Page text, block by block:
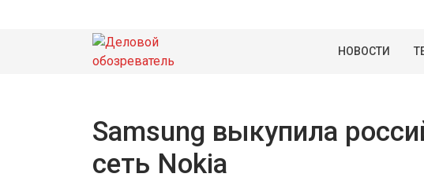
НОВОСТИ
Samsung выкупила
сеть Nokia